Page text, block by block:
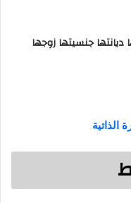
جنسيتها زوجها
الذاتية